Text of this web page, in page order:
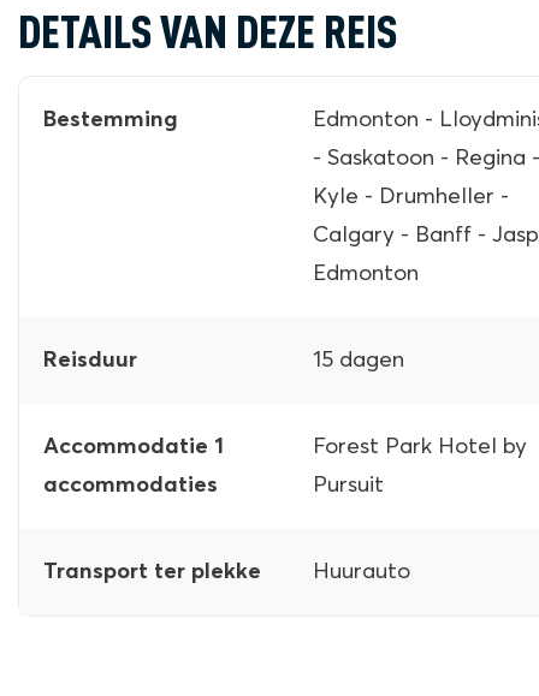
DETAILS VAN DEZE REIS
Bestemming
Edmonton -
- Saskatoon - Regina -
Kyle - Drumheller -
Calgary - Banff -
Edmonton
Reisduur 15 dagen
Accommodatie 1
accommodaties
Forest Park Hotel by
Pursuit
Transport ter plekke Huurauto